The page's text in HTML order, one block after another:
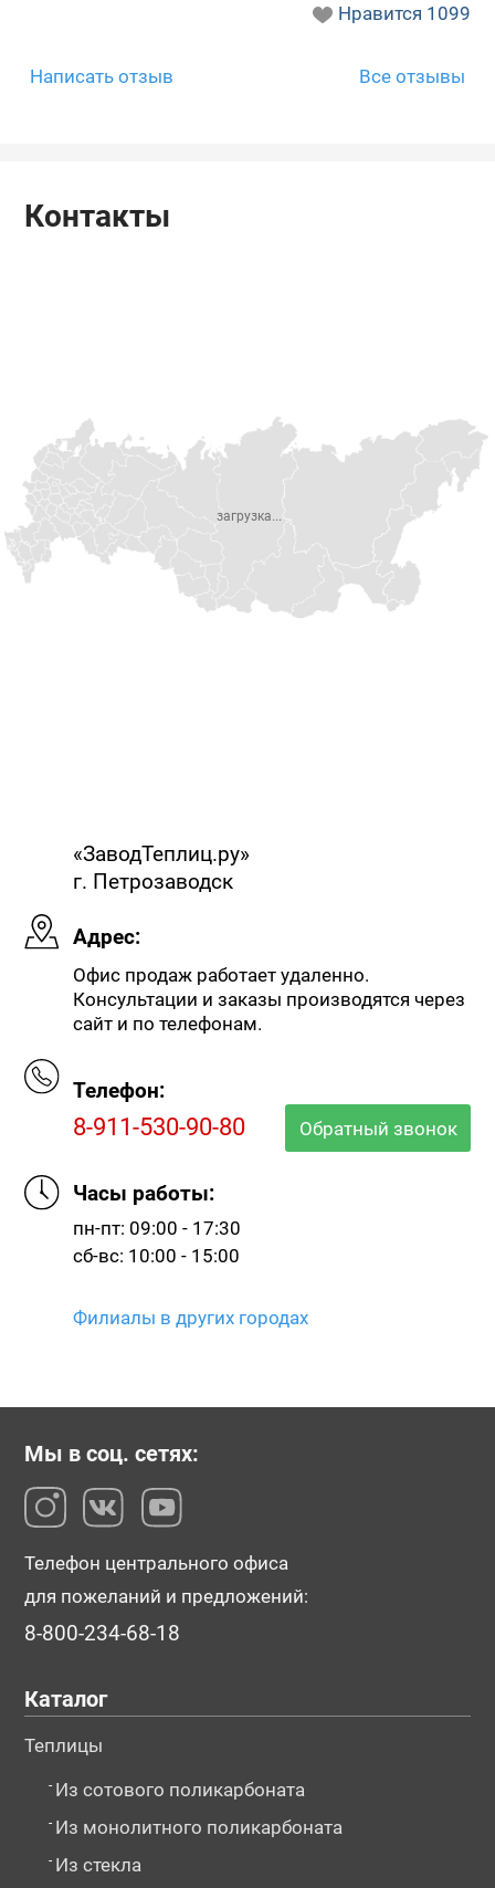
Нравится 1099
Написать отзыв Все отзывы
Контакты
«ЗаводТеплиц.ру»
г. Петрозаводск
Адрес:
Офис продаж работает удаленно.
Консультации и заказы производятся через
сайт и по телефонам.
Телефон:
8-911-530-90-80 Обратный звонок
Часы работы:
пн-пт: 09:00 - 17:30
сб-вс: 10:00 - 15:00
Филиалы в других городах
загрузка...
Мы в соц. сетях:
Телефон центрального офиса
для пожеланий и предложений:
8-800-234-68-18
Каталог
Теплицы
- Из сотового поликарбоната
- Из монолитного поликарбоната
- Из стекла